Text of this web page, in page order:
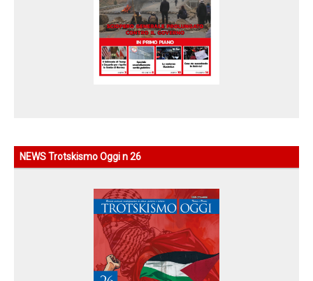
NEWS Trotskismo Oggi n 26